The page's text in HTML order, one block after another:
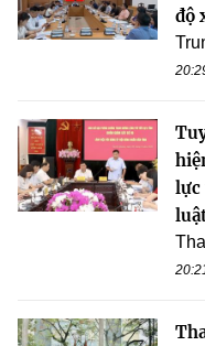
độ
lực